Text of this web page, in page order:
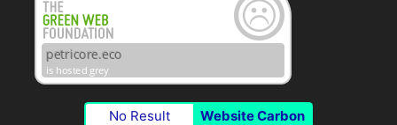
No Result Website Carbon